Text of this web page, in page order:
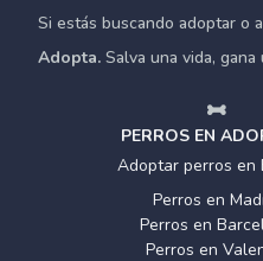
Si estás buscando adoptar o
Adopta. Salva una vida,
PERROS EN
Adoptar perros en
Perros en
Perros en
Perros en